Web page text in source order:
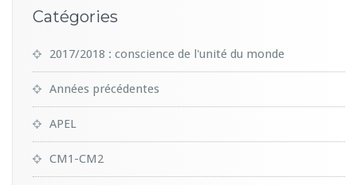
Catégories
2017/2018 : conscience de l'unité du monde
Années précédentes
APEL
CM1-CM2